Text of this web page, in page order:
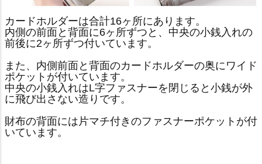
カードホルダーは合計16ヶ所にあります。
内側の前面と背面に6ヶ所ずつと、中央の小銭入れの
前後に2ヶ所ずつ付いています。
また、内側前面と背面のカードホルダーの奥にワイド
ポケットが付いています。
中央の小銭入れはL字ファスナーを閉じると小銭が外
に飛び出さない造りです。
財布の背面には片マチ付きのファスナーポケットが付
いています。